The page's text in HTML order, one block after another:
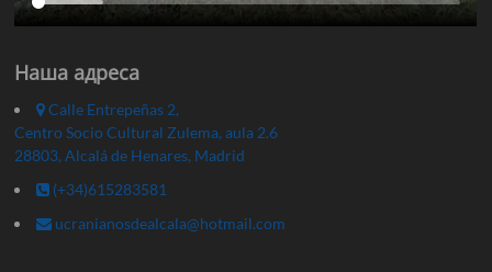
Наша адреса
Calle Entrepeñas 2,
Centro Socio Cultural Zulema, aula 2.6
28803, Alcalá de Henares, Madrid
(+34)615283581
ucranianosdealcala@hotmail.com